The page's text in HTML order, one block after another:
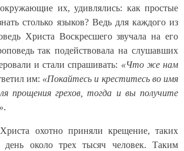
их, удивлялись: как простые
столько языков? Ведь для каждого из
Христа Воскресшего звучала на его
так подействовала на слушавших
и стали спрашивать: «Что же нам
им: «Покайтесь и креститесь во имя
прощения грехов, тогда и вы получите
.
охотно приняли крещение, таких
день около трех тысяч человек. Таким